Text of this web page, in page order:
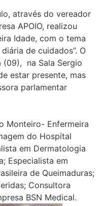
através do vereador
APOIO, realizou
Idade, com o tema
de cuidados”. O
(09), na Sala Sergio
estar presente, mas
parlamentar
Monteiro- Enfermeira
do Hospital
em Dermatologia
Especialista em
de Queimaduras;
Consultora
BSN Medical.